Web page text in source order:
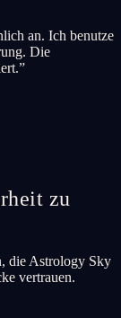
an. Ich benutze
Die
”
zu
die Astrology Sky
vertrauen.